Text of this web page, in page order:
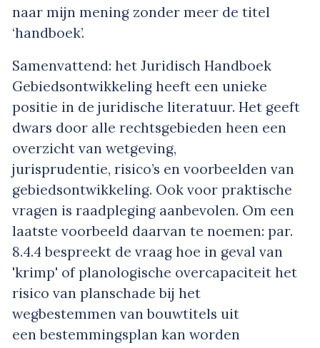
naar mijn mening zonder meer de titel
‘handboek’.
Samenvattend: het Juridisch Handboek
Gebiedsontwikkeling heeft een unieke
positie in de juridische literatuur. Het geeft
dwars door alle rechtsgebieden heen een
overzicht van wetgeving,
jurisprudentie, risico’s en voorbeelden van
gebiedsontwikkeling. Ook voor praktische
vragen is raadpleging aanbevolen. Om een
laatste voorbeeld daarvan te noemen: par.
8.4.4 bespreekt de vraag hoe in geval van
'krimp' of planologische overcapaciteit het
risico van planschade bij het
wegbestemmen van bouwtitels uit
een bestemmingsplan kan worden